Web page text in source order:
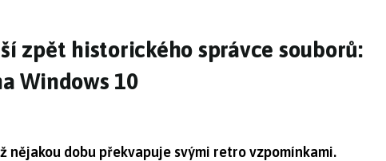
zpět historického správce souborů:
Windows 10
nějakou dobu překvapuje svými retro vzpomínkami.